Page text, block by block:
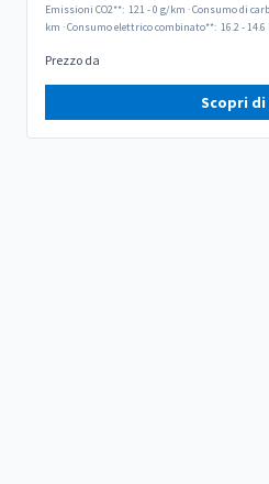
Emissioni CO2**: 121 - 0 g/km ·Consumo di
km ·Consumo elettrico combinato**: 16.2 -
Prezzo da
Scopri di